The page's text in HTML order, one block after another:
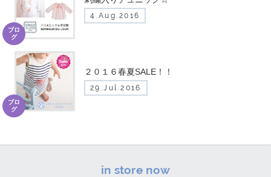
4.Aug.2016
ブロ
グ
２０１６春夏SALE！！
29.Jul.2016
ブロ
グ
in store now